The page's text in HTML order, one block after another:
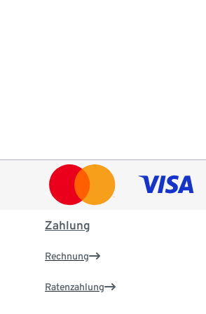
Zahlung
Rechnung
Ratenzahlung